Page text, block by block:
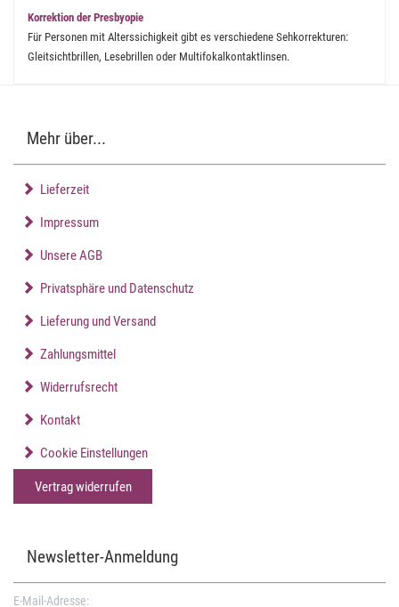
Korrektion der Presbyopie
Für Personen mit Alterssichigkeit gibt es verschiedene Sehkorrekturen:
Gleitsichtbrillen, Lesebrillen oder Multifokalkontaktlinsen.
Mehr über...
Lieferzeit
Impressum
Unsere AGB
Privatsphäre und Datenschutz
Lieferung und Versand
Zahlungsmittel
Widerrufsrecht
Kontakt
Cookie Einstellungen
Vertrag widerrufen
Newsletter-Anmeldung
E-Mail-Adresse: